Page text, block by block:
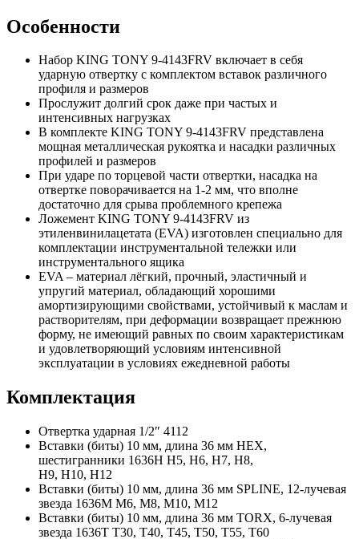
Особенности
Набор KING TONY 9-4143FRV включает в себя
ударную отвертку с комплектом вставок различного
профиля и размеров
Прослужит долгий срок даже при частых и
интенсивных нагрузках
В комплекте KING TONY 9-4143FRV представлена
мощная металлическая рукоятка и насадки различных
профилей и размеров
При ударе по торцевой части отвертки, насадка на
отвертке поворачивается на 1-2 мм, что вполне
достаточно для срыва проблемного крепежа
Ложемент KING TONY 9-4143FRV из
этиленвинилацетата (EVA) изготовлен специально для
комплектации инструментальной тележки или
инструментального ящика
EVA – материал лёгкий, прочный, эластичный и
упругий материал, обладающий хорошими
амортизирующими свойствами, устойчивый к маслам и
растворителям, при деформации возвращает прежнюю
форму, не имеющий равных по своим характеристикам
и удовлетворяющий условиям интенсивной
эксплуатации в условиях ежедневной работы
Комплектация
Отвертка ударная 1/2″ 4112
Вставки (биты) 10 мм, длина 36 мм HEX,
шестигранники 1636H H5, H6, H7, H8,
H9, H10, H12
Вставки (биты) 10 мм, длина 36 мм SPLINE, 12-лучевая
звезда 1636M M6, M8, M10, M12
Вставки (биты) 10 мм, длина 36 мм TORX, 6-лучевая
звезда 1636T T30, T40, T45, T50, T55, T60